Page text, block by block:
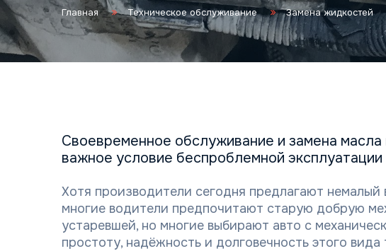
Главная Техническое обслуживание Замена жидкостей
Своевременное обслуживание и замена
важное условие беспроблемной
Хотя производители сегодня предлагают
многие водители предпочитают старую добрую
устаревшей, но многие выбирают авто с
простоту, надёжность и долговечность этого